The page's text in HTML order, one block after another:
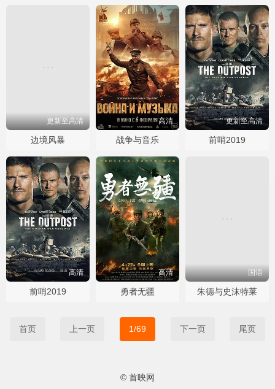
更新至高清
边境风暴
高清
战争与音乐
更新至高清
前哨2019
高清
前哨2019
高清
勇者无疆
国语
朱德与史沫特莱
首页 上一页 1/69 下一页 尾页
© 首映网